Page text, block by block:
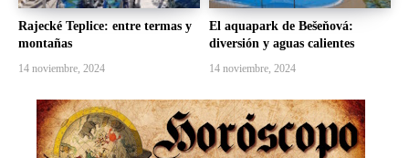
Rajecké Teplice: entre termas y
montañas
14 noviembre, 2024
El aquapark de Bešeňová:
diversión y aguas calientes
14 noviembre, 2024